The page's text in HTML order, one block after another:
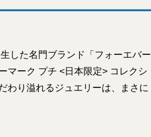
した名門ブランド「フォーエバー
マーク プチ <日本限定> コレクシ
わり溢れるジュエリーは、まさに